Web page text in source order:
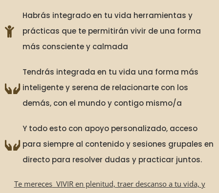
Habrás integrado en tu vida herramientas y
prácticas que te permitirán vivir de una forma
más consciente y calmada
Tendrás integrada en tu vida una forma más
inteligente y serena de relacionarte con los
demás, con el mundo y contigo mismo/a
Y todo esto con apoyo personalizado, acceso
para siempre al contenido y sesiones grupales en
directo para resolver dudas y practicar juntos.
Te merecesVIVIR en plenitud, traer descanso a tu vida, y